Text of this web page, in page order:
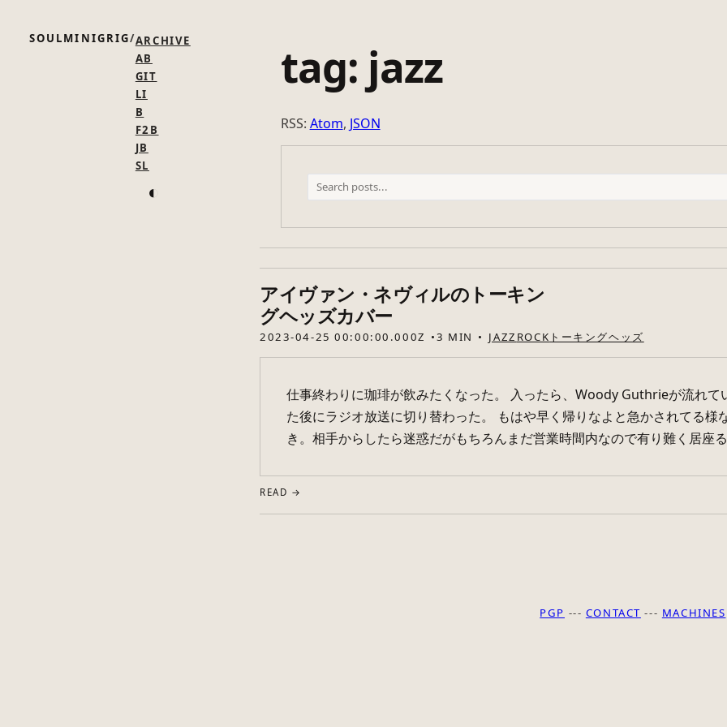
SOULMINIGRIG ARCHIVE
AB
GIT
LI
B
F2B
JB
SL
◐
tag: jazz
RSS: Atom, JSON
アイヴァン・ネヴィルのトーキン
グヘッズカバー
2023-04-25 00:00:00.000Z 3 MIN JAZZ ROCK トーキングヘッズ
仕事終わりに珈琲が飲みたくなった。 入ったら、Woody Guthrieが流れ
た後にラジオ放送に切り替わった。 もはや早く帰りなよと急かされてる
き。相手からしたら迷惑だがもちろんまだ営業時間内なので有り難く居座
READ →
PGP --- CONTACT --- MACHINES